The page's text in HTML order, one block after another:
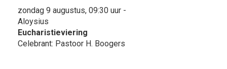
zondag 9 augustus, 09:30 uur -
Aloysius
Eucharistieviering
Celebrant: Pastoor H. Boogers